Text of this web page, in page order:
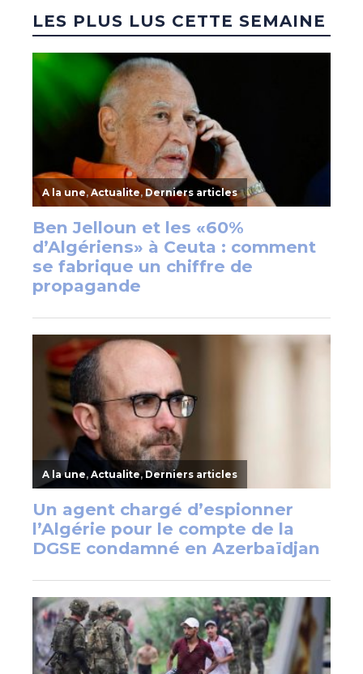
LES PLUS LUS CETTE SEMAINE